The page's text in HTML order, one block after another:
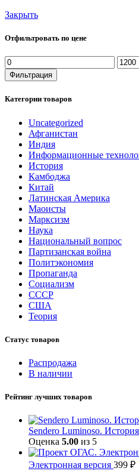
Закрыть
Отфильтровать по цене
Минимальная
цена
цена
Фильтрация
Категории товаров
Uncategorized
Афганистан
Индия
Информационные
История
Камбоджа
Китай
Латинская Америка
Маоисты
Марксизм
Наука
Национальный вопрос
Партизанская война
Политэкономия
Пропаганда
Социализм
СССР
США
Теория
Статус товаров
Распродажа
В наличии
Рейтинг лучших товаров
Sendero Luminoso.
Оценка 5.00 из 5
Электронная версия 399 ₽